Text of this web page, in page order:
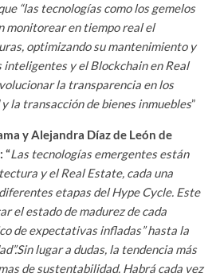
“las tecnologías como los gemelos
monitorear en tiempo real el
optimizando su mantenimiento y
inteligentes y el Blockchain en Real
la transparencia en los
la transacción de bienes inmuebles”
y Alejandra Díaz de León de
“Las tecnologías emergentes están
y el Real Estate, cada una
etapas del Hype Cycle. Este
el estado de madurez de cada
de expectativas infladas” hasta la
lugar a dudas, la tendencia más
de sustentabilidad. Habrá cada vez